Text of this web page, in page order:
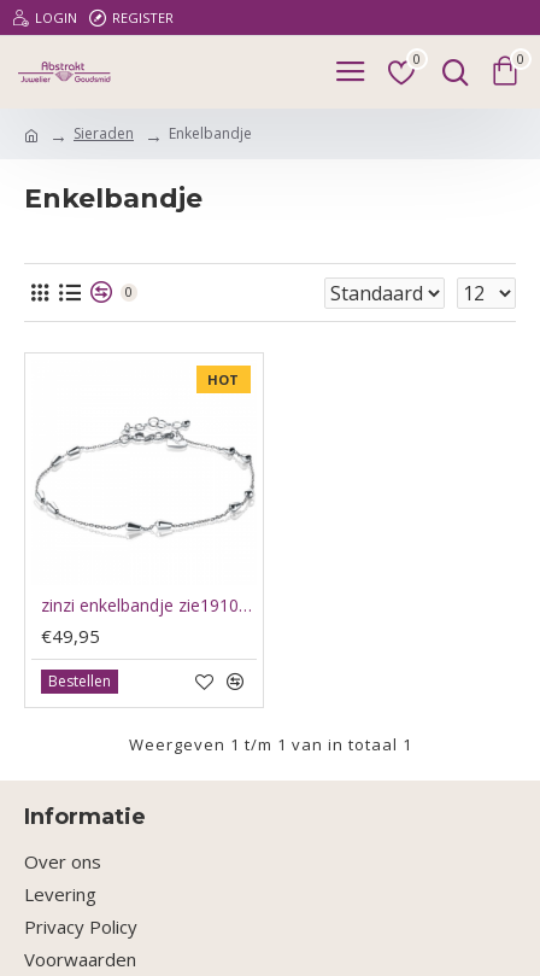
LOGIN REGISTER
0 0
Sieraden Enkelbandje
Enkelbandje
0
HOT
zinzi enkelbandje zie1910 - 58724
€49,95
Bestellen
Weergeven 1 t/m 1 van in totaal 1
Informatie
Over ons
Levering
Privacy Policy
Voorwaarden